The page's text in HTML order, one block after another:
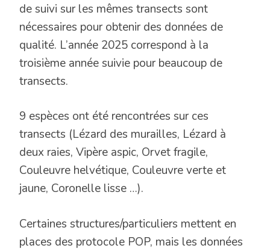
de suivi sur les mêmes transects sont
nécessaires pour obtenir des données de
qualité. L’année 2025 correspond à la
troisième année suivie pour beaucoup de
transects.
9 espèces ont été rencontrées sur ces
transects (Lézard des murailles, Lézard à
deux raies, Vipère aspic, Orvet fragile,
Couleuvre helvétique, Couleuvre verte et
jaune, Coronelle lisse …).
Certaines structures/particuliers mettent en
places des protocole POP, mais les données